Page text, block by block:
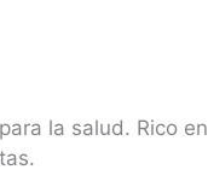
la salud. Rico en